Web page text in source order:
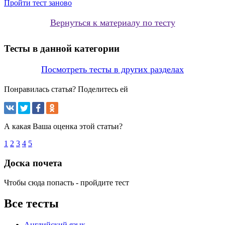
Пройти тест заново
Вернуться к материалу по тесту
Тесты в данной категории
Посмотреть тесты в других разделах
Понравилась статья? Поделитесь ей
А какая Ваша оценка этой статьи?
1 2 3 4 5
Доска почета
Чтобы сюда попасть - пройдите тест
Все тесты